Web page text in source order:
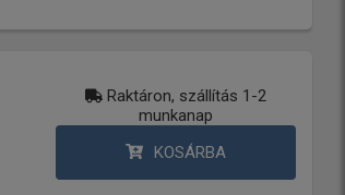
Raktáron, szállítás 1-2
munkanap
KOSÁRBA